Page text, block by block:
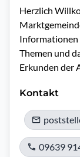
Herzlich
Informationen
Themen und
Erkunden der
Kontakt
09639